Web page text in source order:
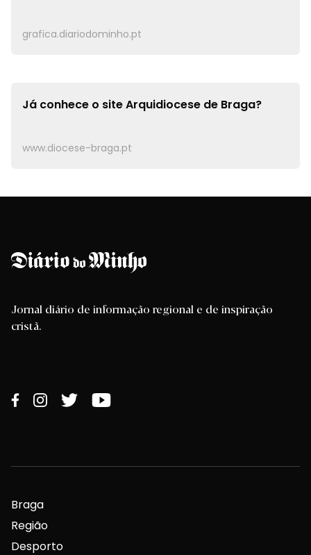
grafica.diariodominho.pt
Já conhece o siteArquidiocese de Braga?
www.diocese-braga.pt
Jornal diário de informação regional e de inspiração
cristã.
Braga
Região
Desporto